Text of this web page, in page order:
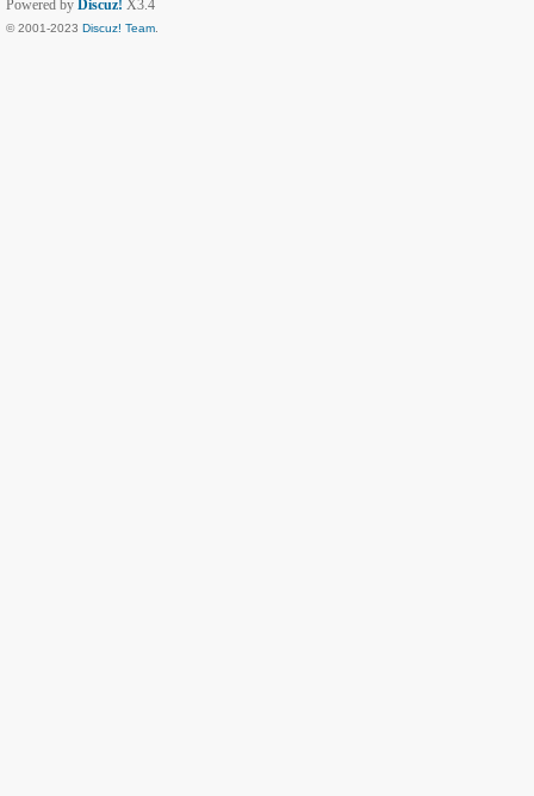
Powered by Discuz! X3.4
© 2001-2023 Discuz! Team